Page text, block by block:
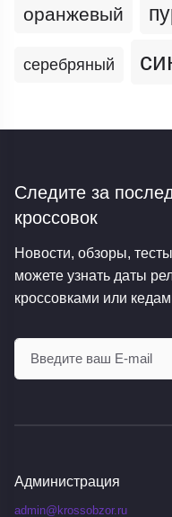
оранжевый
серебряный
Следите за
кроссовок
Новости, обзоры,
можете узнать даты
кроссовками или
Администрация
admin@krossobzor.ru